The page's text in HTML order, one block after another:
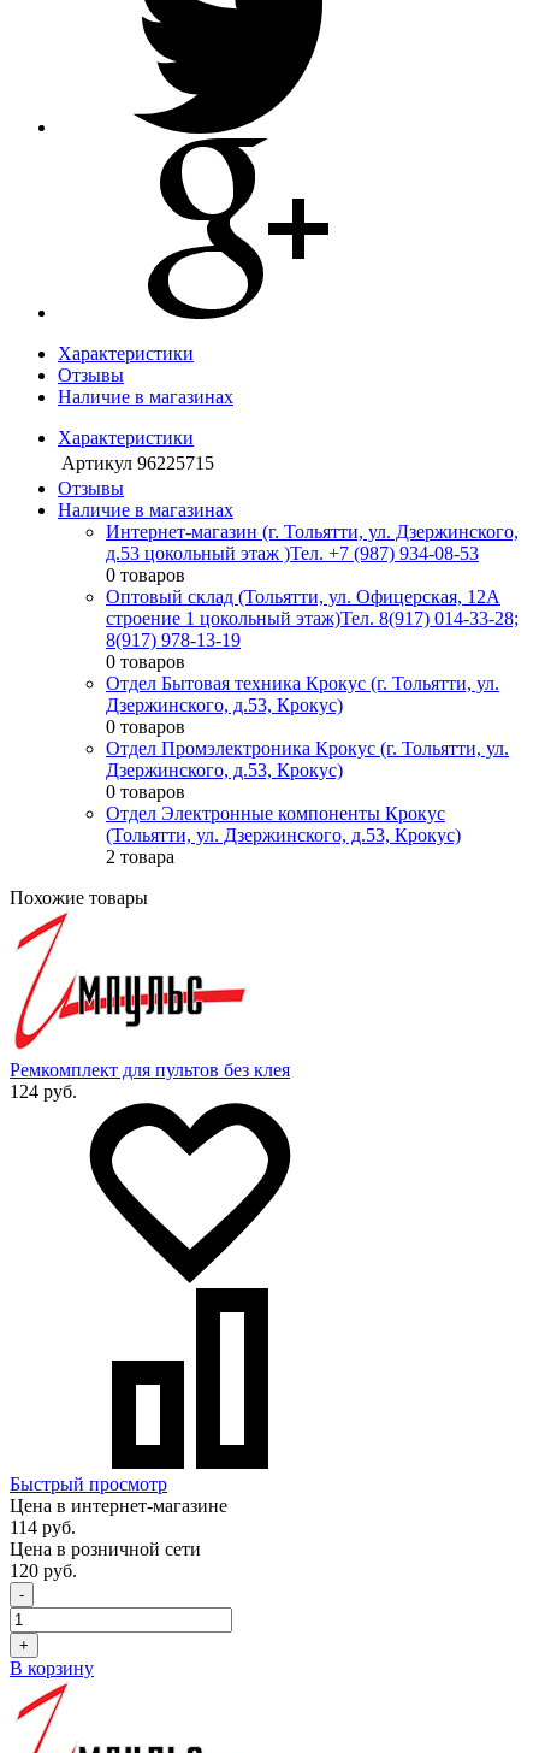
Характеристики
Отзывы
Наличие в магазинах
Характеристики
Артикул 96225715
Отзывы
Наличие в магазинах
Интернет-магазин (г. Тольятти, ул. Дзержинского,
д.53 цокольный этаж )Тел. +7 (987) 934-08-53
0 товаров
Оптовый склад (Тольятти, ул. Офицерская, 12А
строение 1 цокольный этаж)Тел. 8(917) 014-33-28;
8(917) 978-13-19
0 товаров
Отдел Бытовая техника Крокус (г. Тольятти, ул.
Дзержинского, д.53, Крокус)
0 товаров
Отдел Промэлектроника Крокус (г. Тольятти, ул.
Дзержинского, д.53, Крокус)
0 товаров
Отдел Электронные компоненты Крокус
(Тольятти, ул. Дзержинского, д.53, Крокус)
2 товара
Похожие товары
Ремкомплект для пультов без клея
124 руб.
Быстрый просмотр
Цена в интернет-магазине
114 руб.
Цена в розничной сети
120 руб.
-
+
В корзину